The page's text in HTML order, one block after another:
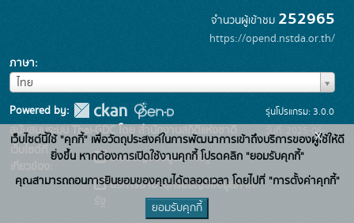
จำนวนผู้เข้าชม 252965
https://opend.nstda.or.th/
ภาษา
ไทย
ภาษา
Powered by:
สนับสนุนระบบ Thai-GDC โดย สำนักงานสถิติแห่งชาติ
เว็บไซต์ที่
เกี่ยวข้อง:
ระบบบัญชีข้อมูลภาครัฐ
บริการนามานุกรมบัญชีข้อมูลภาค
รุ่นโปรแกรม: 3.0.0
วันที่: 2025-06-
26
เว็บไซต์นี้ใช้ "คุกกี้" เพื่อวัตถุประสงค์ในการพัฒนาการเข้าถึงบริการของผู้ใช้ให้ดี
ยิ่งขึ้น หากต้องการเปิดใช้งานคุกกี้ โปรดคลิก "ยอมรับคุกกี้"
คุณสามารถถอนการยินยอมของคุณได้ตลอดเวลา โดยไปที่ "การตั้งค่าคุกกี้"
ยอมรับคุกกี้
x